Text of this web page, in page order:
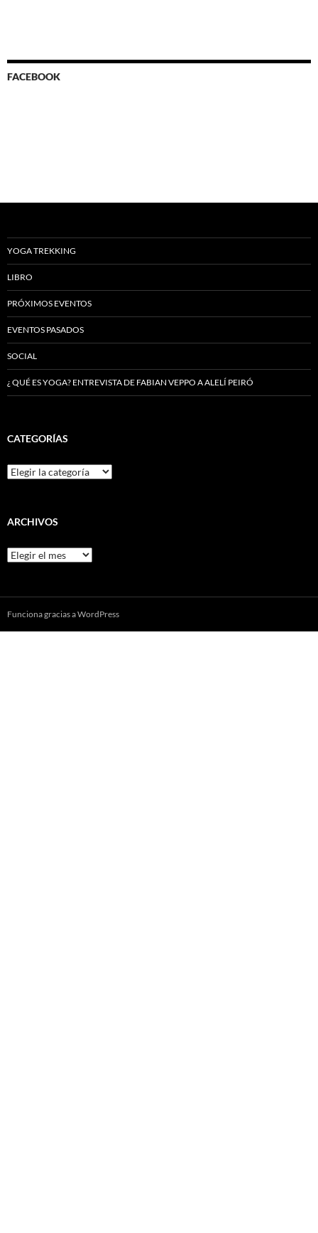
FACEBOOK
YOGA TREKKING
LIBRO
PRÓXIMOS EVENTOS
EVENTOS PASADOS
SOCIAL
¿ QUÉ ES YOGA? ENTREVISTA DE FABIAN VEPPO A ALELÍ PEIRÓ
CATEGORÍAS
Categorías
ARCHIVOS
Archivos
Funciona gracias a WordPress